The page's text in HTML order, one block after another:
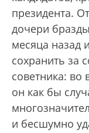
президента.
дочери
месяца назад
сохранить за
советника: во
он как бы
и бесшумно